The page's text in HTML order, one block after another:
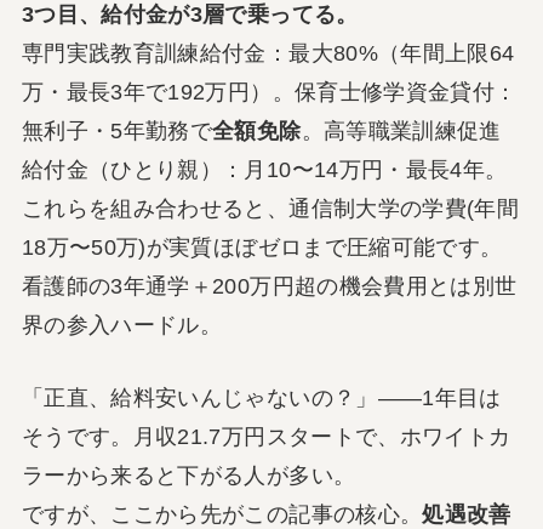
3つ目、給付金が3層で乗ってる。
専門実践教育訓練給付金：最大80%（年間上限64
万・最長3年で192万円）。保育士修学資金貸付：
無利子・5年勤務で全額免除。高等職業訓練促進
給付金（ひとり親）：月10〜14万円・最長4年。
これらを組み合わせると、通信制大学の学費(年間
18万〜50万)が実質ほぼゼロまで圧縮可能です。
看護師の3年通学＋200万円超の機会費用とは別世
界の参入ハードル。
「正直、給料安いんじゃないの？」――1年目は
そうです。月収21.7万円スタートで、ホワイトカ
ラーから来ると下がる人が多い。
ですが、ここから先がこの記事の核心。処遇改善